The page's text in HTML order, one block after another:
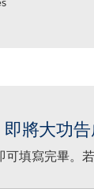
即將大功告
可填寫完畢。